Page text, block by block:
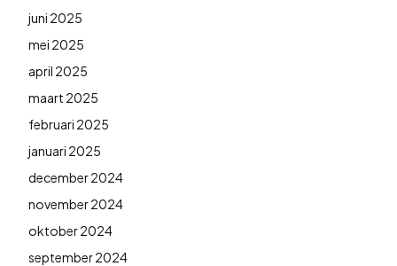
juni 2025
mei 2025
april 2025
maart 2025
februari 2025
januari 2025
december 2024
november 2024
oktober 2024
september 2024